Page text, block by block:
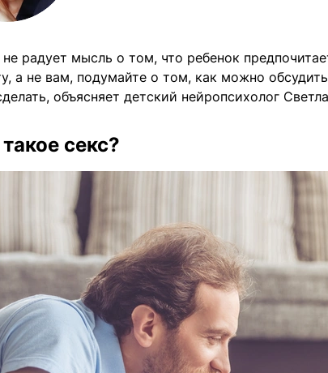
не радует мысль о том, что ребенок
а не вам, подумайте о том, как можно
объясняет детский нейропсихолог
секс?